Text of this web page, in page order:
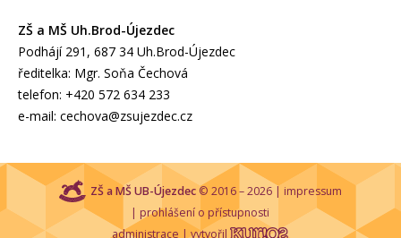
ZŠ a MŠ Uh.Brod-Újezdec
Podhájí 291, 687 34 Uh.Brod-Újezdec
ředitelka: Mgr. Soňa Čechová
telefon: +420 572 634 233
e-mail: cechova@zsujezdec.cz
ZŠ a MŠ UB-Újezdec© 2016 – 2026 | impressum
| prohlášení o přístupnosti
administrace | vytvořil